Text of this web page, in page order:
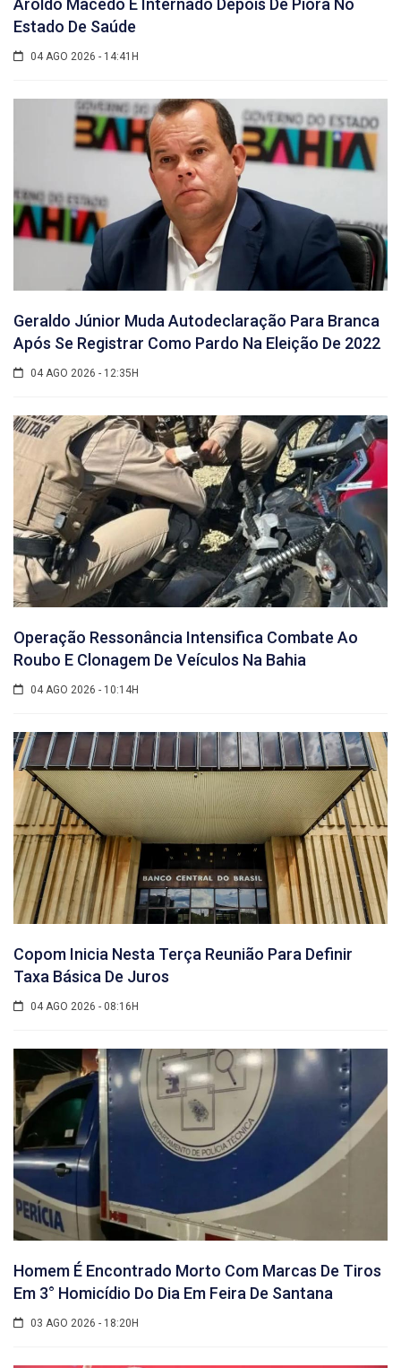
Estado De Saúde
04 AGO 2026 - 14:41H
Geraldo Júnior Muda Autodeclaração Para Branca
Após Se Registrar Como Pardo Na Eleição De 2022
04 AGO 2026 - 12:35H
Operação Ressonância Intensifica Combate Ao
Roubo E Clonagem De Veículos Na Bahia
04 AGO 2026 - 10:14H
Copom Inicia Nesta Terça Reunião Para Definir
Taxa Básica De Juros
04 AGO 2026 - 08:16H
Homem É Encontrado Morto Com Marcas De Tiros
Em 3° Homicídio Do Dia Em Feira De Santana
03 AGO 2026 - 18:20H